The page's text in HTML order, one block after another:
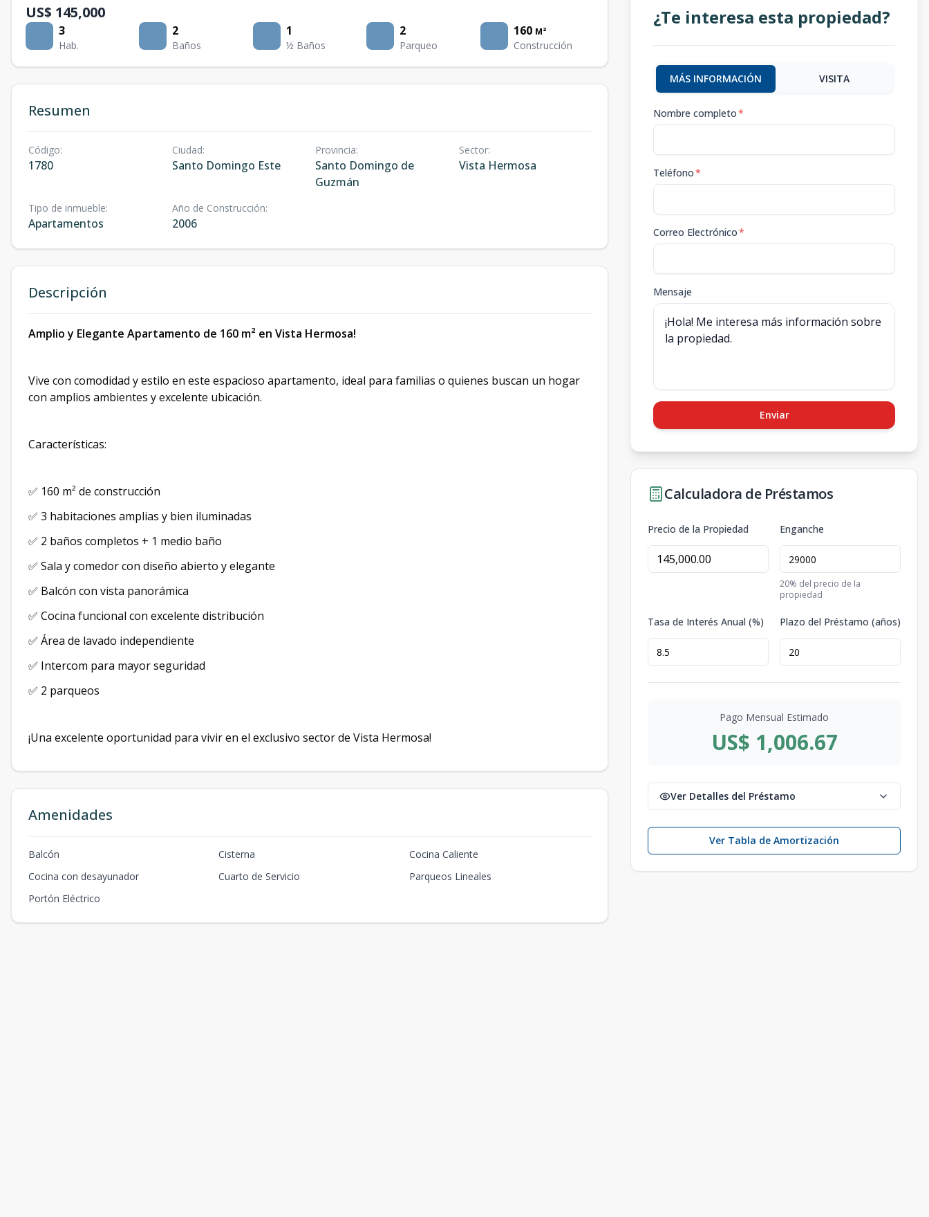
US$ 145,000
3
Hab.
2
Baños
1
½ Baños
2
Parqueo
160 M²
Construcción
Resumen
Código:
1780
Ciudad:
Santo Domingo Este
Provincia:
Santo Domingo de
Guzmán
Sector:
Vista Hermosa
Tipo de inmueble:
Apartamentos
Año de Construcción:
2006
Descripción
Amplio y Elegante Apartamento de 160 m² en Vista Hermosa!
Vive con comodidad y estilo en este espacioso apartamento, ideal para familias o quienes buscan un hogar
con amplios ambientes y excelente ubicación.
Características:
✅ 160 m² de construcción
✅ 3 habitaciones amplias y bien iluminadas
✅ 2 baños completos + 1 medio baño
✅ Sala y comedor con diseño abierto y elegante
✅ Balcón con vista panorámica
✅ Cocina funcional con excelente distribución
✅ Área de lavado independiente
✅ Intercom para mayor seguridad
✅ 2 parqueos
¡Una excelente oportunidad para vivir en el exclusivo sector de Vista Hermosa!
Amenidades
Balcón Cisterna
Cocina Caliente
Cocina con desayunador
Cuarto de Servicio
Parqueos Lineales
Portón Eléctrico
¿Te interesa esta propiedad?
MÁS INFORMACIÓN VISITA
Nombre completo*
Teléfono*
Correo Electrónico*
Mensaje
Enviar
Calculadora de Préstamos
Precio de la Propiedad Enganche
20% del precio de la
propiedad
Tasa de Interés Anual (%) Plazo del Préstamo (años)
Pago Mensual Estimado
US$ 1,006.67
Ver Detalles del Préstamo
Ver Tabla de Amortización